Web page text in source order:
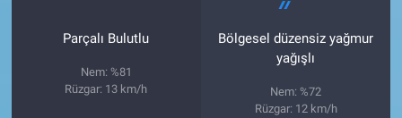
Parçalı Bulutlu
Nem: %81
Rüzgar: 13 km/h
Bölgesel düzensiz yağmur
yağışlı
Nem: %72
Rüzgar: 12 km/h